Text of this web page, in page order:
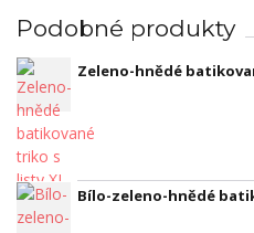
Podobné produkty
Zeleno-hnědé
Bílo-zeleno-hnědé